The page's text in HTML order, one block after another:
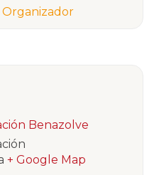
Organizador
Benazolve
+ Google Map